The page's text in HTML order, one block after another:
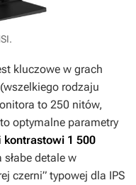
kluczowe w grach
rodzaju
to 250 nitów,
optymalne parametry
kontrastowi 1 500
detale w
czerni” typowej dla IPS